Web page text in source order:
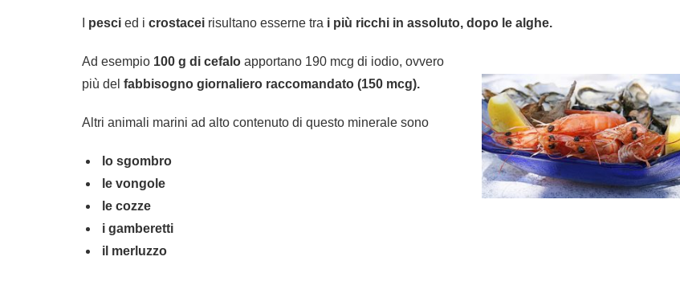
pesci ed i crostacei risultano esserne tra i più ricchi in assoluto, dopo le alghe.
Ad esempio 100 g di cefalo apportano 190 mcg di iodio, ovvero
più del fabbisogno giornaliero raccomandato (150 mcg).
Altri animali marini ad alto contenuto di questo minerale sono
lo sgombro
le vongole
le cozze
i gamberetti
il merluzzo